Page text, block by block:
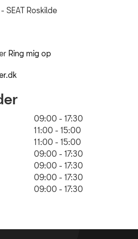
SEAT Roskilde
Ring mig op
09:00 - 17:30
11:00 - 15:00
11:00 - 15:00
09:00 - 17:30
09:00 - 17:30
09:00 - 17:30
09:00 - 17:30